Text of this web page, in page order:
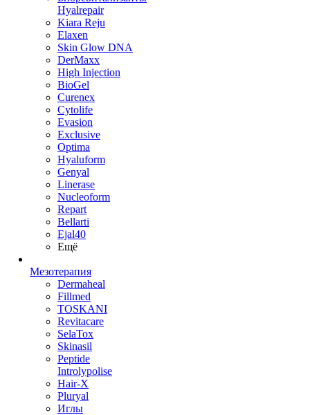
Hyalrepair
Kiara Reju
Elaxen
Skin Glow DNA
DerMaxx
High Injection
BioGel
Curenex
Cytolife
Evasion
Exclusive
Optima
Hyaluform
Genyal
Linerase
Nucleoform
Repart
Bellarti
Ejal40
Ещё
Мезотерапия
Dermaheal
Fillmed
TOSKANI
Revitacare
SelaTox
Skinasil
Peptide
Introlypolise
Hair-X
Pluryal
Иглы